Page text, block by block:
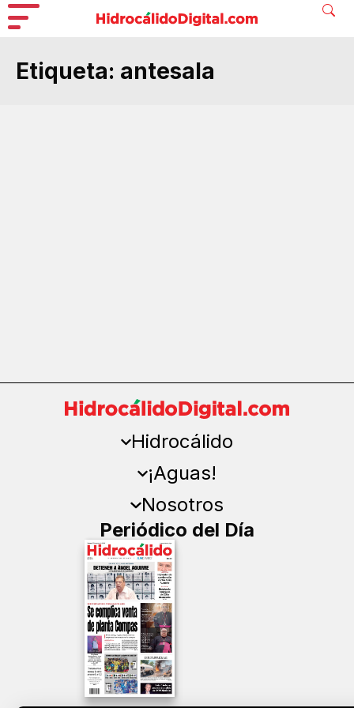
Etiqueta: antesala
Hidrocálido
¡Aguas!
Nosotros
Periódico del Día